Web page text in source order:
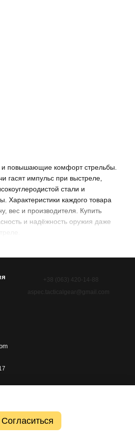
повышающие комфорт стрельбы.
гасят импульс при выстреле,
стали и
каждого товара
вес и производителя. Купить
и надёжность оружия даже
+38 (063) 420-14-88
aspec.tacticalgear@gmail.com
Согласиться